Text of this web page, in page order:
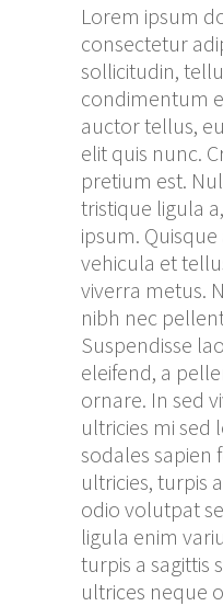
Lorem ipsum
consectetur
sollicitudin,
condimentum
auctor tellus,
elit quis nunc.
pretium est.
tristique ligula
ipsum.
vehicula et
viverra metus.
nibh nec
Suspendisse
eleifend, a
ornare. In sed
ultricies mi sed
sodales sapien
ultricies, turpis
odio volutpat
ligula enim
turpis a sagittis
ultrices neque